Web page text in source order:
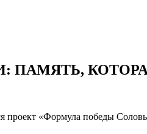
ПАМЯТЬ,
проект «Формула победы